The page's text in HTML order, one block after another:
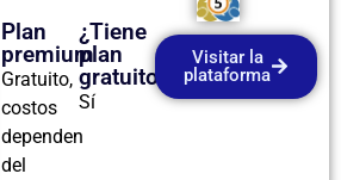
Plan
premium
Gratuito,
costos
dependen
del
¿Tiene
plan
gratuito?
Sí
Visitar la
plataforma